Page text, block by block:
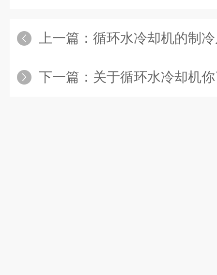
上一篇： 循环水冷却机的制冷原
下一篇： 关于循环水冷却机